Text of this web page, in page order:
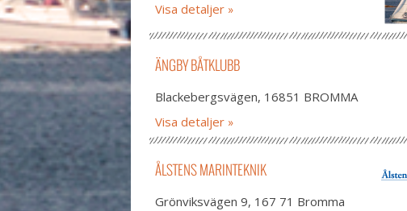
Visa detaljer
ÄNGBY BÅTKLUBB
Blackebergsvägen, 16851 BROMMA
Visa detaljer
ÅLSTENS MARINTEKNIK
Grönviksvägen 9, 167 71 Bromma